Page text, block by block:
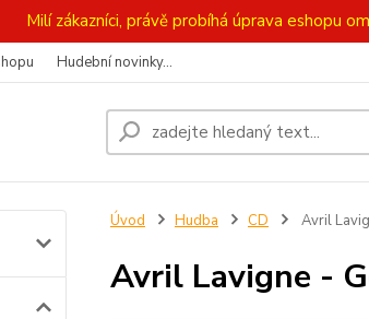
Milí zákazníci, právě probíhá úprava eshopu
Hudební novinky...
Úvod Hudba CD Avril
Avril Lavigne -